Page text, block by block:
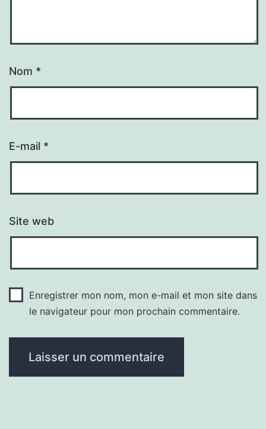
Nom *
E-mail *
Site web
Enregistrer mon nom, mon e-mail et mon site dans
le navigateur pour mon prochain commentaire.